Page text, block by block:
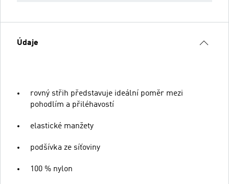
Údaje
rovný střih představuje ideální poměr mezi
pohodlím a přiléhavostí
elastické manžety
podšívka ze síťoviny
100 % nylon